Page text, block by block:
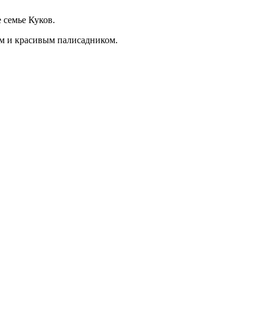
Куков.
и красивым палисадником.